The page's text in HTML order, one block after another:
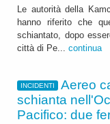
Le autorità della
hanno riferito che
schiantato, dopo
città di Pe... continua
INCIDENTI
Aereo
schianta
Pacifico: due